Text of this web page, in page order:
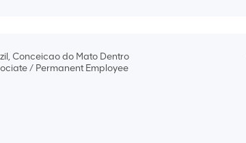
Conceicao do Mato Dentro
/ Permanent Employee